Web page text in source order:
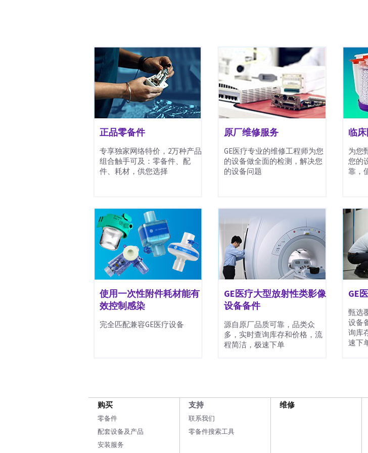
正品零备件
专享独家网络特价，2万种产品
组合触手可及：零备件、配
件、耗材，供您选择
使用一次性附件耗材能有
效控制感染
完全匹配兼容GE医疗设备
原厂维修服务
GE医疗专业的维修工程师为您
的设备做全面的检测，解决您
的设备问题
GE医疗大型放射性类影像
设备备件
源自原厂品质可靠，品类众
多，实时查询库存和价格，流
程简洁，极速下单
临
为您
您的
靠，
GE
甄选
设备
询库
速下
购买
零备件
配套设备及产品
安装服务
支持
联系我们
零备件搜索工具
维修